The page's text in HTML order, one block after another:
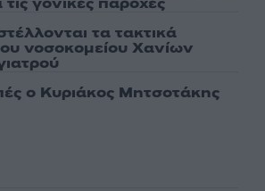
τα τακτικά
νοσοκομείου Χανίων
ο Κυριάκος Μητσοτάκης